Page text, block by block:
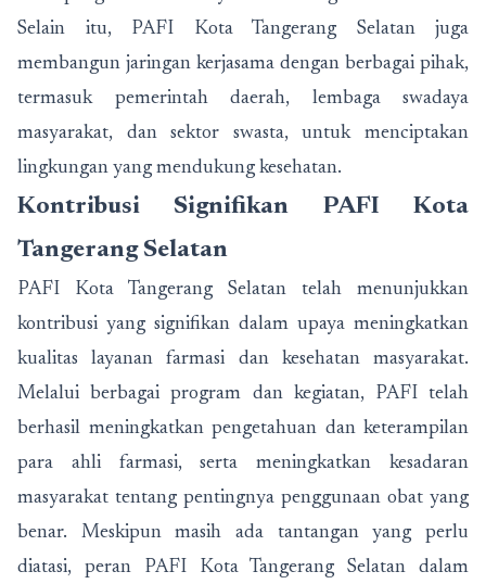
Selain itu, PAFI Kota Tangerang Selatan juga
membangun jaringan kerjasama dengan berbagai pihak,
termasuk pemerintah daerah, lembaga swadaya
masyarakat, dan sektor swasta, untuk menciptakan
lingkungan yang mendukung kesehatan.
Kontribusi Signifikan PAFI Kota
Tangerang Selatan
PAFI Kota Tangerang Selatan telah menunjukkan
kontribusi yang signifikan dalam upaya meningkatkan
kualitas layanan farmasi dan kesehatan masyarakat.
Melalui berbagai program dan kegiatan, PAFI telah
berhasil meningkatkan pengetahuan dan keterampilan
para ahli farmasi, serta meningkatkan kesadaran
masyarakat tentang pentingnya penggunaan obat yang
benar. Meskipun masih ada tantangan yang perlu
diatasi, peran PAFI Kota Tangerang Selatan dalam